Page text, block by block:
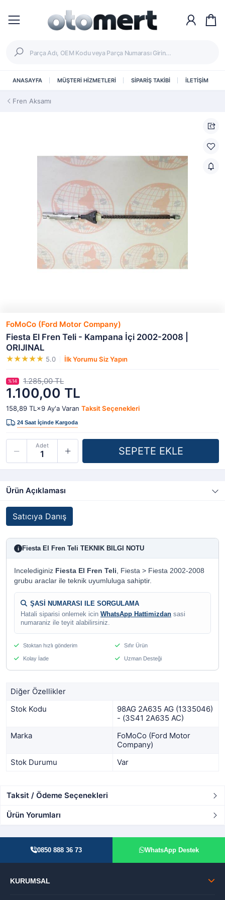
ANASAYFA MÜŞTERİ HİZMETLERİ SİPARİŞ TAKİBİ İLETİŞİM
Fren Aksamı
FoMoCo (Ford Motor Company)
Fiesta El Fren Teli - Kampana İçi 2002-2008 |
ORIJINAL
5.0 İlk Yorumu Siz Yapın
1.100,00 TL
%14 1.285,00 TL
158,89 TL×9 Ay'a Varan Taksit Seçenekleri
Adet
Ürün Açıklaması
Satıcıya Danış
i Fiesta El Fren Teli TEKNIK BILGI NOTU
Incelediginiz Fiesta El Fren Teli, Fiesta > Fiesta 2002-2008
grubu araclar ile teknik uyumluluga sahiptir.
ŞASİ NUMARASI ILE SORGULAMA
Hatali siparisi onlemek icin WhatsApp Hattimizdan sasi
numaraniz ile teyit alabilirsiniz.
Stoktan hızlı gönderim Sıfır Ürün
Kolay İade Uzman Desteği
Diğer Özellikler
Stok Kodu
98AG 2A635 AG (1335046)
- (3S41 2A635 AC)
Marka
FoMoCo (Ford Motor
Company)
Stok Durumu
Var
Taksit / Ödeme Seçenekleri
Ürün Yorumları
0850 888 36 73 WhatsApp Destek
KURUMSAL